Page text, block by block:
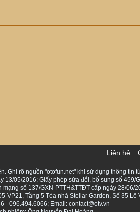
Liên hệ
Ghi rõ nguồn "otofun.net" khi sử dụng thông tin
05/2016; Giấy phép sửa đổi, bổ sung số
số 137/GXN-PTTH&TTĐT cấp ngày 28/06/
Tầng 5 Tòa nhà Stellar Garden, Số 35
- 096.494.6066; Email: contact@otv.vn